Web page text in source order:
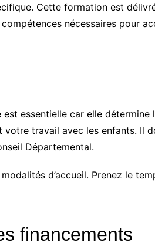
Cette formation est
nécessaires pour
essentielle car elle
travail avec les enfants. Il
Départemental.
d’accueil. Prenez le
financements